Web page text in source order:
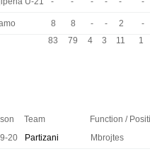
8 8 - - 2
-
83 79 4 3 11 1
Team
Function /
20 Partizani Mbrojtes